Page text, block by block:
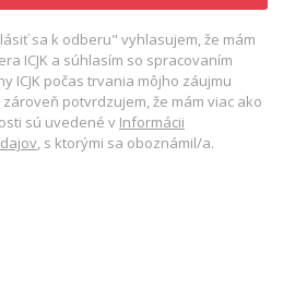
sa k odberu" vyhlasujem, že mám
ICJK a súhlasím so spracovaním
ICJK počas trvania môjho záujmu
potvrdzujem, že mám viac ako
sú uvedené v Informácii
, s ktorými sa oboznámil/a.